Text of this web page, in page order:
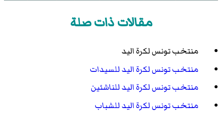
مقالات ذات صلة
منتخب تونس لكرة اليد
منتخب تونس لكرة اليد للسيدات
منتخب تونس لكرة اليد للناشئين
منتخب تونس لكرة اليد للشباب